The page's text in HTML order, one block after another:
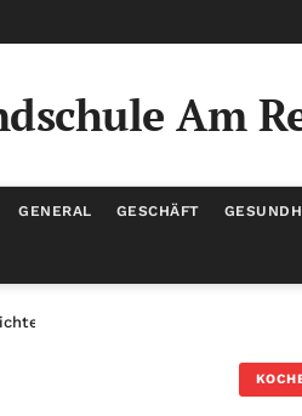
Am
GENERAL GESCHÄFT
zubereiten?